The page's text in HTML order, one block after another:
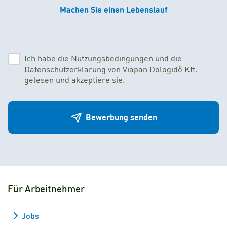
Machen Sie einen Lebenslauf
Ich habe die Nutzungsbedingungen und die
Datenschutzerklärung von Viapan Dologidő Kft.
gelesen und akzeptiere sie.
Bewerbung senden
Für Arbeitnehmer
Jobs